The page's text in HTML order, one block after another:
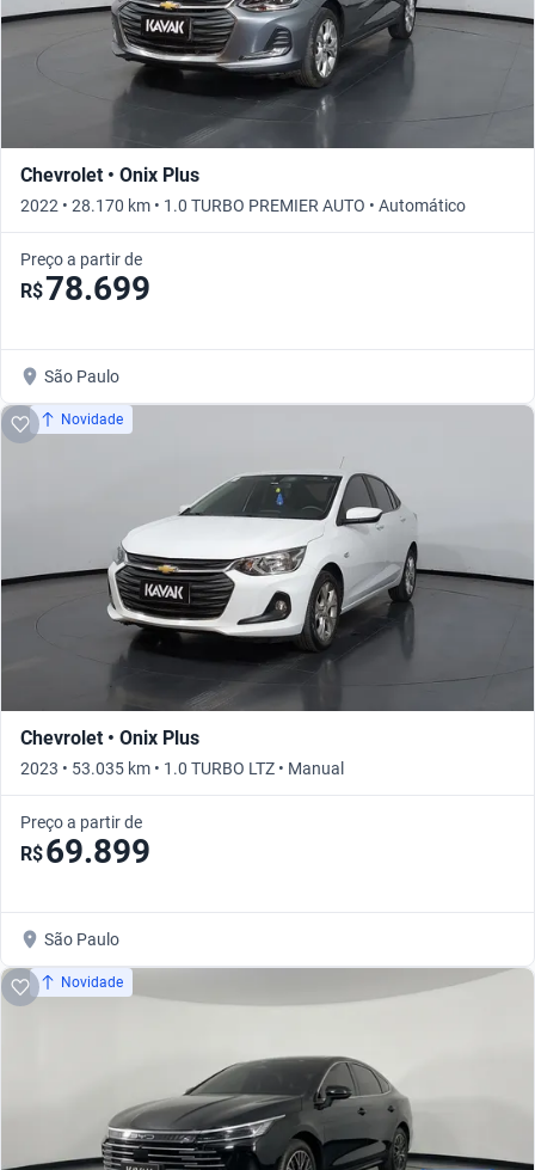
Chevrolet • Onix Plus
2022 • 28.170 km • 1.0 TURBO PREMIER AUTO • Automático
Preço a partir de
R$78.699
São Paulo
Novidade
Chevrolet • Onix Plus
2023 • 53.035 km • 1.0 TURBO LTZ • Manual
Preço a partir de
R$69.899
São Paulo
Novidade